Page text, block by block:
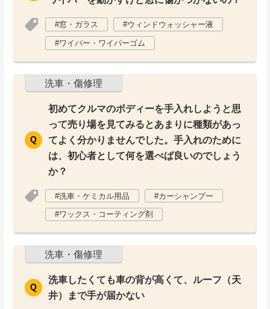
窓・ガラス ウィンドウォッシャー液
ワイパー・ワイパーゴム
洗車・傷修理
初めてクルマのボディーを手入れしようと思
って売り場を見てみるとあまりに種類があっ
てよく分かりませんでした。手入れのために
は、初心者として何を選べば良いのでしょう
か？
洗車・ケミカル用品 カーシャンプー
ワックス・コーティング剤
洗車・傷修理
洗車したくても車の背が高くて、ルーフ（天
井）まで手が届かない